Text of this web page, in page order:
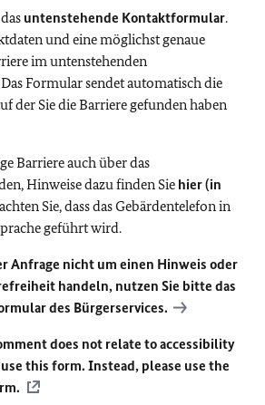
untenstehende Kontaktformular.
und eine möglichst genaue
im untenstehenden
Formular sendet automatisch die
der Sie die Barriere gefunden haben
Barriere auch über das
Hinweise dazu finden Sie hier (in
Sie, dass das Gebärdentelefon in
geführt wird.
Anfrage nicht um einen Hinweis oder
handeln, nutzen Sie bitte das
des Bürgerservices.
does not relate to accessibility
this form. Instead, please use the